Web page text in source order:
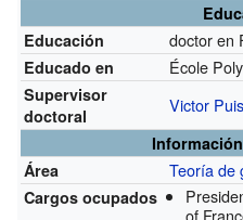
Educación
doctor en
Educado en École
Supervisor
doctoral
Victor
Área
Teoría de
Cargos ocupados
of